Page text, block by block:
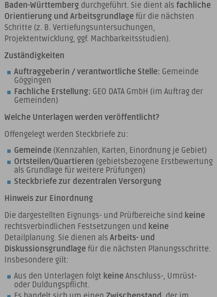
Baden-Württembergdurchgeführt. Sie dient als fachliche
Orientierung und Arbeitsgrundlagefür die nächsten
Schritte (z. B. Vertiefungsuntersuchungen,
Projektentwicklung, ggf. Machbarkeitsstudien).
Zuständigkeiten
Auftraggeberin / verantwortliche Stelle: Gemeinde
Göggingen
Fachliche Erstellung: GEO DATA GmbH (im Auftrag der
Gemeinden)
Welche Unterlagen werden veröffentlicht?
Offengelegt werden Steckbriefe zu:
Gemeinde (Kennzahlen, Karten, Einordnung je Gebiet)
Ortsteilen/Quartieren (gebietsbezogene Erstbewertung
als Grundlage für weitere Prüfungen)
Steckbriefe zur dezentralen Versorgung
Hinweis zur Einordnung
Die dargestellten Eignungs- und Prüfbereiche sind keine
rechtsverbindlichen Festsetzungen und keine
Detailplanung. Sie dienen als Arbeits- und
Diskussionsgrundlagefür die nächsten Planungsschritte.
Insbesondere gilt:
Aus den Unterlagen folgt keineAnschluss-, Umrüst-
oder Duldungspflicht.